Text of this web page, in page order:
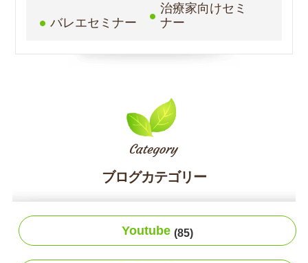
バレエセミナー
治療家向けセミ
ナー
ブログカテゴリー
Youtube (85)